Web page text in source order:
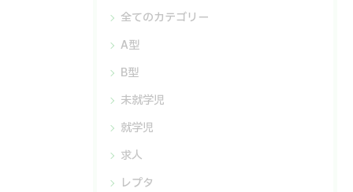
全てのカテゴリー
A型
B型
未就学児
就学児
求人
レプタ